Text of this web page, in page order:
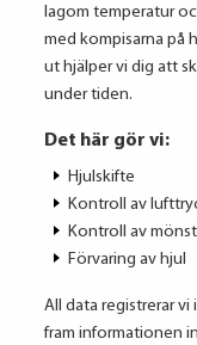
lagom temperatur
med kompisarna på
ut hjälper vi dig att
under tiden.
Det här gör vi:
Hjulskifte
Kontroll av
Kontroll av
Förvaring av hjul
All data registrerar vi
fram informationen